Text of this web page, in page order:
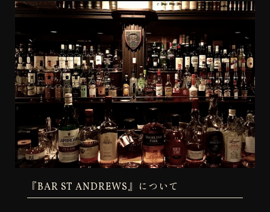
『BAR ST ANDREWS』について